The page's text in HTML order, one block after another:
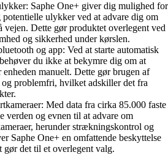
Saphe One+ giver dig mulighed for
potentielle ulykker ved at advare dig om
vejen. Dette gør produktet overlegent ved
og sikkerhed under kørslen.
og app: Ved at starte automatisk
du ikke at bekymre dig om at
manuelt. Dette gør brugen af
og problemfri, hvilket adskiller det fra
Med data fra cirka 85.000 faste
verden og evnen til at advare om
herunder strækningskontrol og
Saphe One+ en omfattende beskyttelse
det til et overlegent valg.